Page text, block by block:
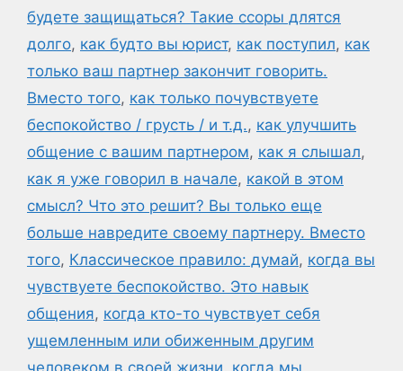
будете защищаться? Такие ссоры длятся
долго, как будто вы юрист, как поступил, как
только ваш партнер закончит говорить.
Вместо того, как только почувствуете
беспокойство / грусть / и т.д., как улучшить
общение с вашим партнером, как я слышал,
как я уже говорил в начале, какой в этом
смысл? Что это решит? Вы только еще
больше навредите своему партнеру. Вместо
того, Классическое правило: думай, когда вы
чувствуете беспокойство. Это навык
общения, когда кто-то чувствует себя
ущемленным или обиженным другим
человеком в своей жизни, когда мы